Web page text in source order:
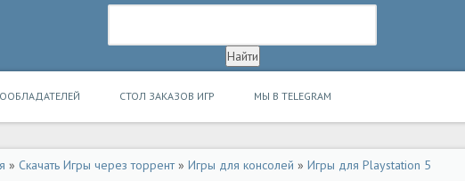
СТОЛ ЗАКАЗОВ ИГР МЫ В TELEGRAM
» Скачать Игры через торрент» Игры для консолей » Игры для Playstation 5